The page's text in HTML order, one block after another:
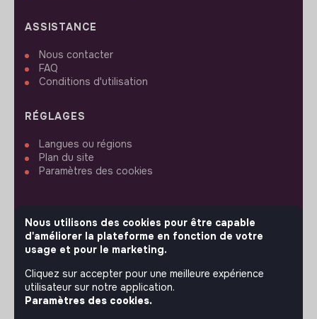
ASSISTANCE
Nous contacter
FAQ
Conditions d'utilisation
RÉGLAGES
Langues ou régions
Plan du site
Paramètres des cookies
SUIVEZ-NOUS
© 2026 jobs that makesense.
Nous utilisons des cookies pour être capable
d'améliorer la plateforme en fonction de votre
usage et pour le marketing.
Cliquez sur accepter pour une meilleure expérience
utilisateur sur notre application.
Paramètres des cookies.